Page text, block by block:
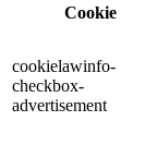
Cookie
cookielawinfo-
checkbox-
advertisement